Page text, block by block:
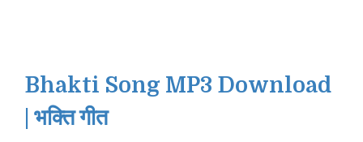
Bhakti Song MP3 Download
| भक्ति गीत